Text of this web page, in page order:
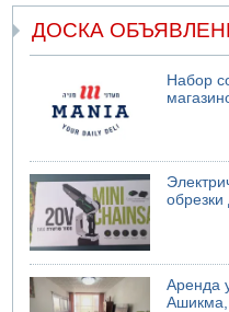
ДОСКА
Набор
обрезки
Аренда